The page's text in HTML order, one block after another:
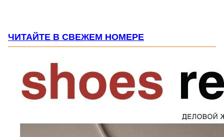
ЧИТАЙТЕ В СВЕЖЕМ НОМЕРЕ